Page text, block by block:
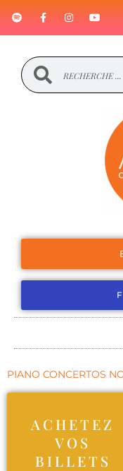
PIANO CONCERTOS
ACHETEZ
VOS
BILLETS